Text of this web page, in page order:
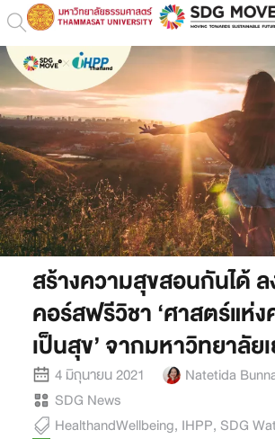
สร้างความสุขสอนกันได้ ล
คอร์สฟรีวิชา ‘ศาสตร์แห่
เป็นสุข’ จากมหาวิทยาลัย
4 มิถุนายน 2021
Natetida
SDG News
HealthandWellbeing, IHPP, SDG